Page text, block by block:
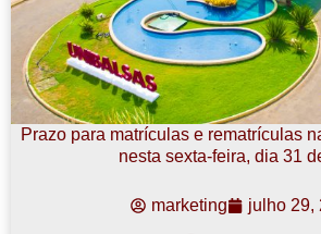
Prazo para matrículas e rematrículas
nesta sexta-feira, dia 31
marketing julho 29,